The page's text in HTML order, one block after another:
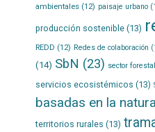
ambientales(12) paisaje urbano
producción sostenible(13)
REDD (12) Redes de colaboración
(14) SbN (23) sector forestal
servicios ecosistémicos (13)
basadas en la
territorios rurales (13)